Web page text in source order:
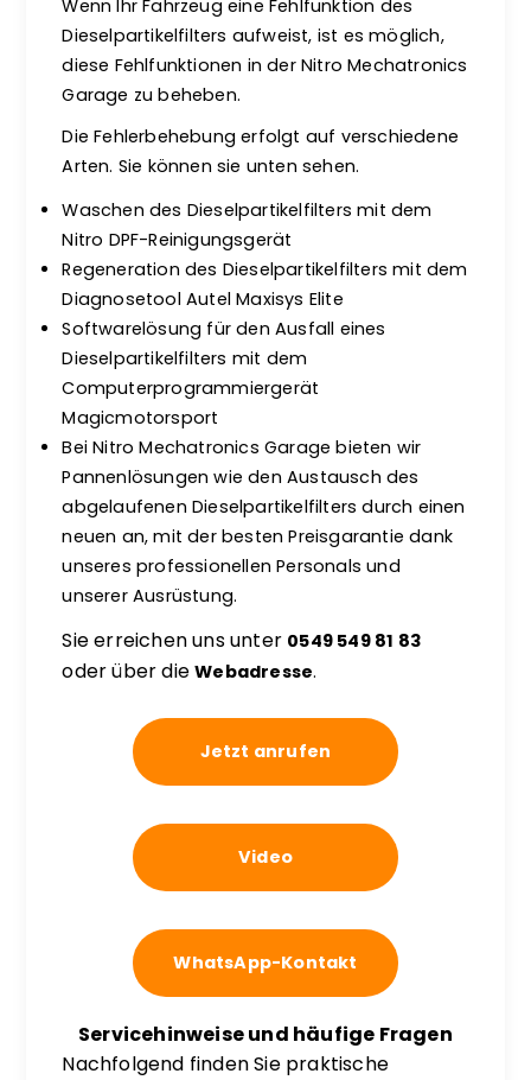
Wenn Ihr Fahrzeug eine Fehlfunktion des
Dieselpartikelfilters aufweist, ist es möglich,
diese Fehlfunktionen in der Nitro Mechatronics
Garage zu beheben.
Die Fehlerbehebung erfolgt auf verschiedene
Arten. Sie können sie unten sehen.
Waschen des Dieselpartikelfilters mit dem
Nitro DPF-Reinigungsgerät
Regeneration des Dieselpartikelfilters mit dem
Diagnosetool Autel Maxisys Elite
Softwarelösung für den Ausfall eines
Dieselpartikelfilters mit dem
Computerprogrammiergerät
Magicmotorsport
Bei Nitro Mechatronics Garage bieten wir
Pannenlösungen wie den Austausch des
abgelaufenen Dieselpartikelfilters durch einen
neuen an, mit der besten Preisgarantie dank
unseres professionellen Personals und
unserer Ausrüstung.
Sie erreichen uns unter 0549 549 81 83
oder über dieWebadresse.
Jetzt anrufen
Video
WhatsApp-Kontakt
Servicehinweise und häufige Fragen
Nachfolgend finden Sie praktische